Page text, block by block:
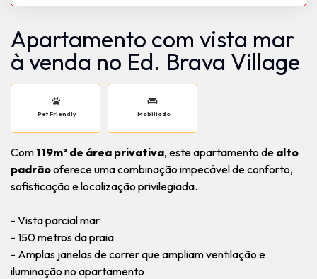
Apartamento com vista mar
à venda no Ed. Brava Village
Pet Friendly Mobiliado
Com 119m² de área privativa, este apartamento de alto
padrãooferece uma combinação impecável de conforto,
sofisticação e localização privilegiada.
- Vista parcial mar
- 150 metros da praia
- Amplas janelas de correr que ampliam ventilação e
iluminação no apartamento